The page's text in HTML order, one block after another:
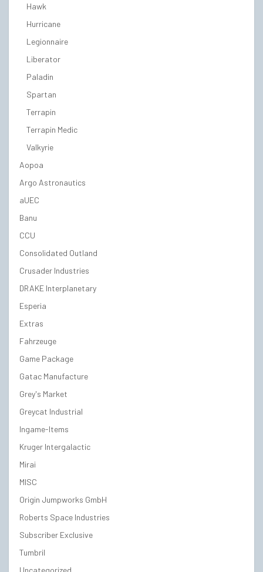
Hawk
Hurricane
Legionnaire
Liberator
Paladin
Spartan
Terrapin
Terrapin Medic
Valkyrie
Aopoa
Argo Astronautics
aUEC
Banu
CCU
Consolidated Outland
Crusader Industries
DRAKE Interplanetary
Esperia
Extras
Fahrzeuge
Game Package
Gatac Manufacture
Grey's Market
Greycat Industrial
Ingame-Items
Kruger Intergalactic
Mirai
MISC
Origin Jumpworks GmbH
Roberts Space Industries
Subscriber Exclusive
Tumbril
Uncategorized